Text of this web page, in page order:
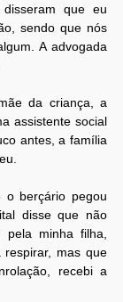
que eu
sendo que nós
A advogada
da criança, a
assistente social
antes, a família
berçário pegou
disse que não
minha filha,
respirar, mas que
recebi a